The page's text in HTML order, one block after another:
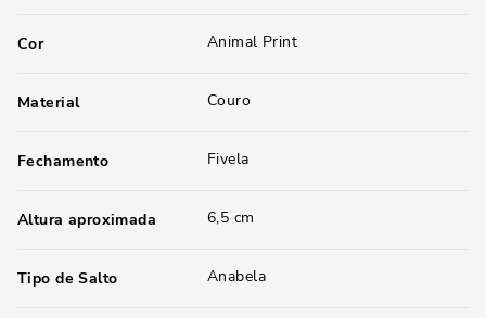
Cor Animal Print
Material Couro
Fechamento Fivela
Altura aproximada 6,5 cm
Tipo de Salto Anabela